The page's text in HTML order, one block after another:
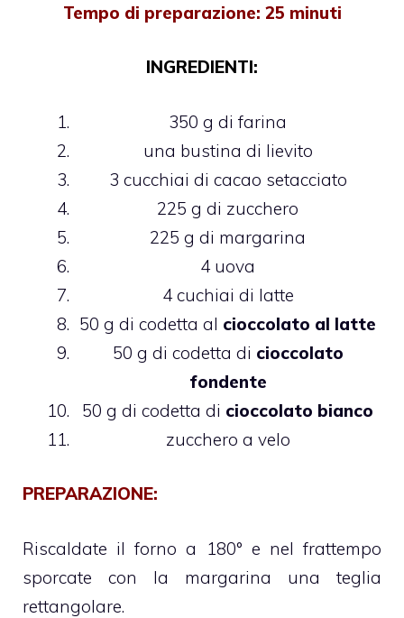
Tempo di preparazione: 25 minuti
INGREDIENTI:
350 g di farina
una bustina di lievito
3 cucchiai di cacao setacciato
225 g di zucchero
225 g di margarina
4 uova
4 cuchiai di latte
50 g di codetta al cioccolato al latte
50 g di codetta di cioccolato
fondente
50 g di codetta di cioccolato bianco
zucchero a velo
PREPARAZIONE:
Riscaldate il forno a 180° e nel frattempo
sporcate con la margarina una teglia
rettangolare.